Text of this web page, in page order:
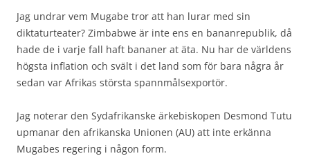
Jag undrar vem Mugabe tror att han lurar med sin
diktaturteater? Zimbabwe är inte ens en bananrepublik, då
hade de i varje fall haft bananer at äta. Nu har de världens
högsta inflation och svält i det land som för bara några år
sedan var Afrikas största spannmålsexportör.
Jag noterar den Sydafrikanske ärkebiskopen Desmond Tutu
upmanar den afrikanska Unionen (AU) att inte erkänna
Mugabes regering i någon form.